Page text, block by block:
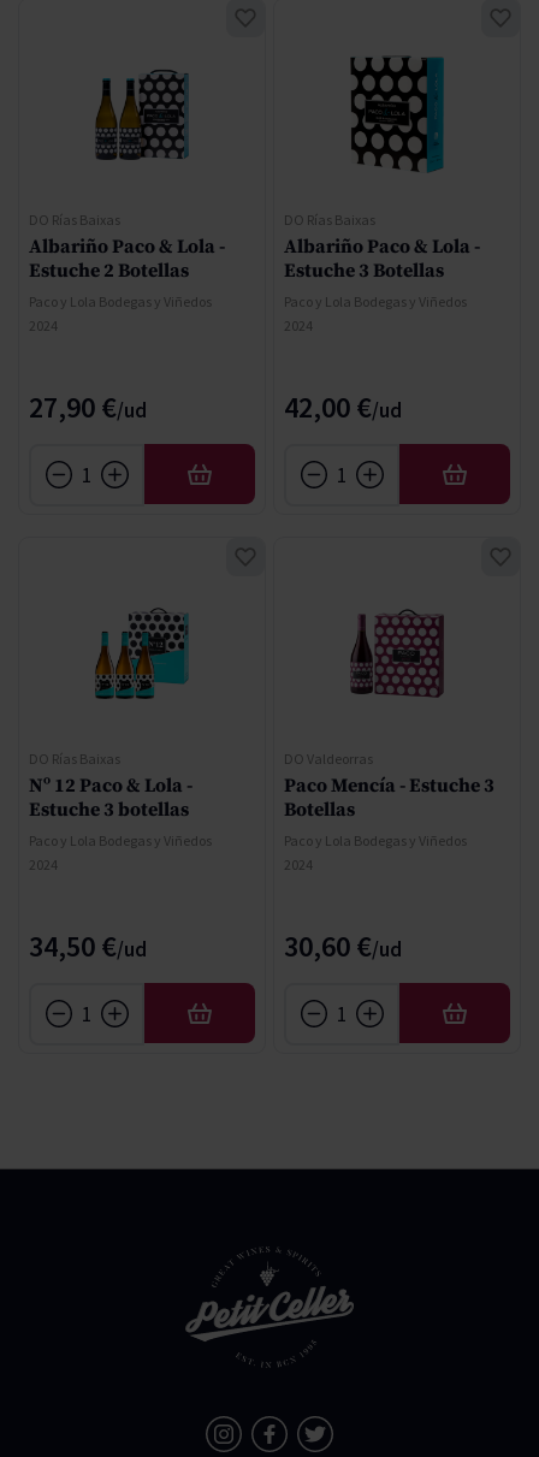
DO Rías Baixas
Albariño Paco & Lola -
Estuche 2 Botellas
Paco y Lola Bodegas y Viñedos
2024
27,90 €
AÑADIR
DO Rías Baixas
Albariño Paco & Lola -
Estuche 3 Botellas
Paco y Lola Bodegas y Viñedos
2024
42,00 €
AÑADIR
DO Rías Baixas
Nº 12 Paco & Lola -
Estuche 3 botellas
Paco y Lola Bodegas y Viñedos
2024
34,50 €
AÑADIR
DO Valdeorras
Paco Mencía - Estuche 3
Botellas
Paco y Lola Bodegas y Viñedos
2024
30,60 €
AÑADIR